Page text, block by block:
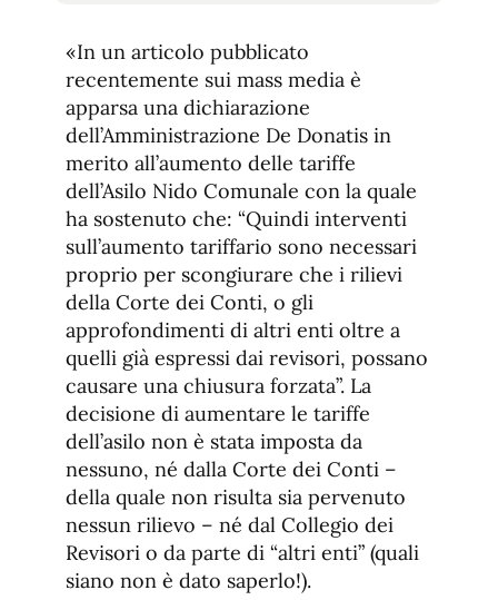
de
fuente
de
fuente.
«In un articolo pubblicato
recentemente sui mass media è
apparsa una dichiarazione
dell’Amministrazione De Donatis in
merito all’aumento delle tariffe
dell’Asilo Nido Comunale con la quale
ha sostenuto che: “Quindi interventi
sull’aumento tariffario sono necessari
proprio per scongiurare che i rilievi
della Corte dei Conti, o gli
approfondimenti di altri enti oltre a
quelli già espressi dai revisori, possano
causare una chiusura forzata”. La
decisione di aumentare le tariffe
dell’asilo non è stata imposta da
nessuno, né dalla Corte dei Conti –
della quale non risulta sia pervenuto
nessun rilievo – né dal Collegio dei
Revisori o da parte di “altri enti” (quali
siano non è dato saperlo!).